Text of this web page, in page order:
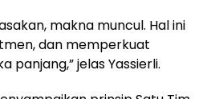
makna muncul. Hal ini
dan memperkuat
panjang,” jelas Yassierli.